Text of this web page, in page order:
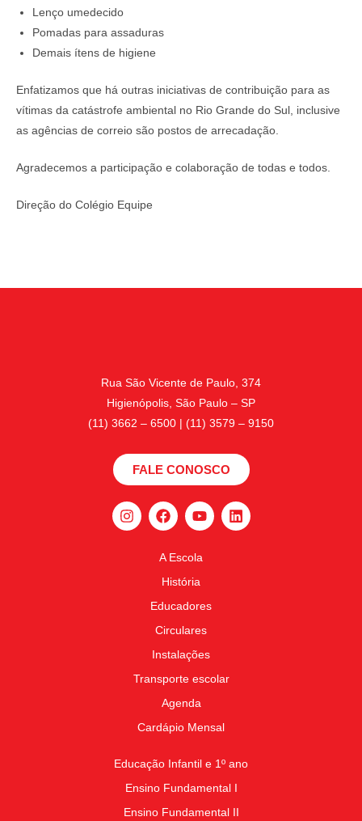
Lenço umedecido
Pomadas para assaduras
Demais ítens de higiene
Enfatizamos que há outras iniciativas de contribuição para as
vítimas da catástrofe ambiental no Rio Grande do Sul, inclusive
as agências de correio são postos de arrecadação.
Agradecemos a participação e colaboração de todas e todos.
Direção do Colégio Equipe
Rua São Vicente de Paulo, 374
Higienópolis, São Paulo – SP
(11) 3662 – 6500 | (11) 3579 – 9150
FALE CONOSCO
A Escola
História
Educadores
Circulares
Instalações
Transporte escolar
Agenda
Cardápio Mensal
Educação Infantil e 1º ano
Ensino Fundamental I
Ensino Fundamental II